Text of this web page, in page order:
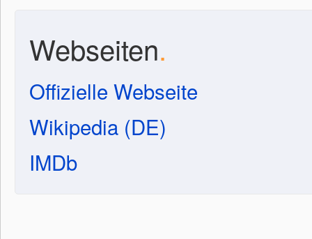
Webseiten.
Offizielle Webseite
Wikipedia (DE)
IMDb